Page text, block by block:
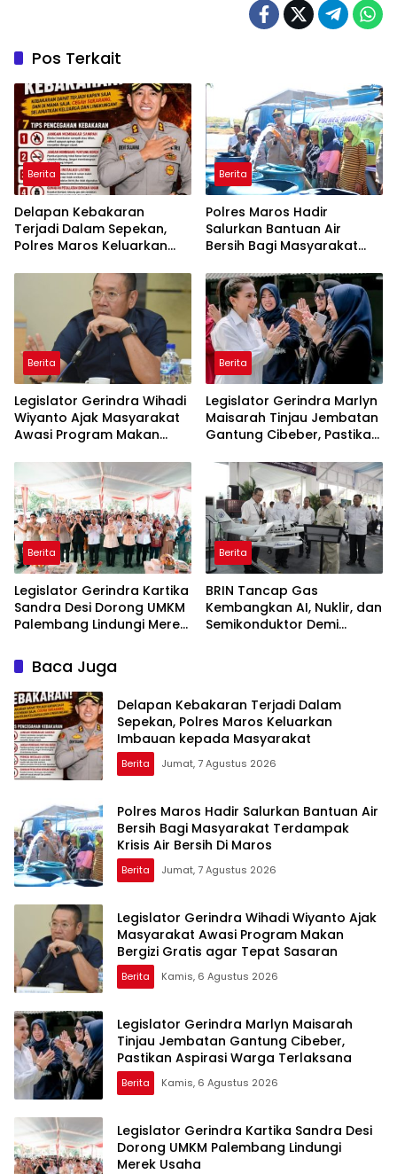
Pos Terkait
Berita
Delapan Kebakaran
Terjadi Dalam Sepekan,
Polres Maros Keluarkan
Masyarakat
Berita
Polres Maros Hadir
Salurkan Bantuan Air
Bersih Bagi Masyarakat
Di Maros
Berita
Legislator Gerindra Wihadi
Wiyanto Ajak Masyarakat
Awasi Program Makan
Sasaran
Berita
Legislator Gerindra Marlyn
Maisarah Tinjau Jembatan
Gantung Cibeber, Pastikan
Berita
Legislator Gerindra Kartika
Sandra Desi Dorong UMKM
Palembang Lindungi Merek
Berita
BRIN Tancap Gas
Kembangkan AI, Nuklir, dan
Semikonduktor Demi
Baca Juga
Delapan Kebakaran Terjadi Dalam
Sepekan, Polres Maros Keluarkan
Imbauan kepada Masyarakat
Berita Jumat, 7 Agustus 2026
Polres Maros Hadir Salurkan Bantuan Air
Bersih Bagi Masyarakat Terdampak
Krisis Air Bersih Di Maros
Berita Jumat, 7 Agustus 2026
Legislator Gerindra Wihadi Wiyanto Ajak
Masyarakat Awasi Program Makan
Bergizi Gratis agar Tepat Sasaran
Berita Kamis, 6 Agustus 2026
Legislator Gerindra Marlyn Maisarah
Tinjau Jembatan Gantung Cibeber,
Pastikan Aspirasi Warga Terlaksana
Berita Kamis, 6 Agustus 2026
Legislator Gerindra Kartika Sandra Desi
Dorong UMKM Palembang Lindungi
Merek Usaha